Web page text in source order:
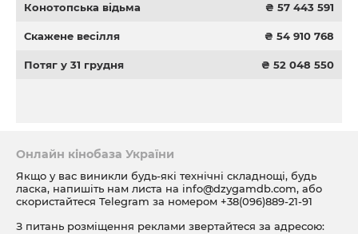
Конотопська відьма ₴ 57 443 591
Скажене весілля ₴ 54 910 768
Потяг у 31 грудня ₴ 52 048 550
Онлайн кінобаза України
Якщо у вас виникли будь-які технічні складнощі, будь
ласка, напишіть нам листа на info@dzygamdb.com, або
скористайтеся Telegram за номером +38(096)889-21-91
З питань розміщення реклами звертайтеся за адресою: